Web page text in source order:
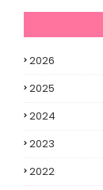
2026
2025
2024
2023
2022